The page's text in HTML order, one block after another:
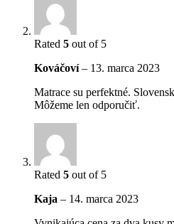
Rated 5 out of 5
Kováčoví– 13. marca 2023
Matrace su perfektné.
Môžeme len odporučiť.
Rated 5 out of 5
Kaja – 14. marca 2023